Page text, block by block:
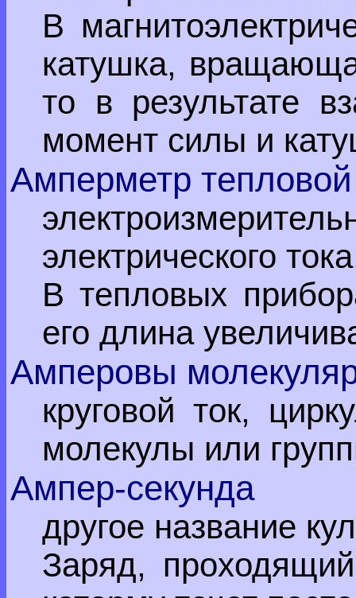
В
катушка,
то в результате
момент силы и
Амперметр тепловой
электрического
В тепловых
его длина
Амперовы
круговой ток,
молекулы или
Ампер-секунда
другое название
Заряд,